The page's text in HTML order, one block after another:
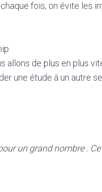
fois, on évite les
allons de plus en plus
une étude à un autre
un grand nombre . Ce